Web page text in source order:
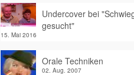
Undercover bei
gesucht"
15. Mai 2016
Orale Techniken
02. Aug. 2007